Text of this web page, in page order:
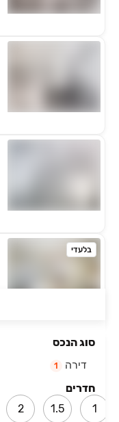
סוג הנכס
דירה
1
חדרים
1
1.5
2
בלעדי
בלעדי